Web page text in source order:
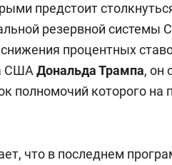
предстоит
резервной системы
процентных
СШАДональда Трампа, он
полномочий которого на
что в последнем